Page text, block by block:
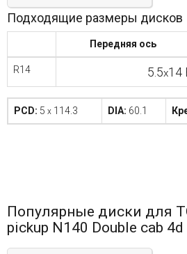
Пт:
C
21:00
C
9:00
Подходящие размеры дисков
Передняя ось
R14 5.5x14
PCD: 5 x 114.3 DIA: 60.1
Популярные диски для
pickup N140 Double cab